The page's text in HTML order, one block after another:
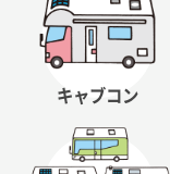
キャブコン